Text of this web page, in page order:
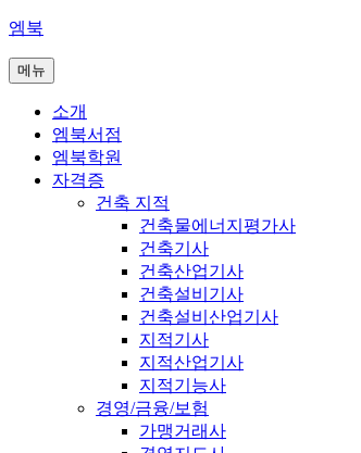
콘
츠
엠북
메뉴
소개
엠북서점
엠북학원
자격증
건축 지적
건축물에너지평가사
건축기사
건축산업기사
건축설비기사
건축설비산업기사
지적기사
지적산업기사
지적기능사
경영/금융/보험
가맹거래사